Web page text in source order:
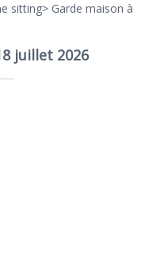
sitting> Garde maison à
juillet 2026